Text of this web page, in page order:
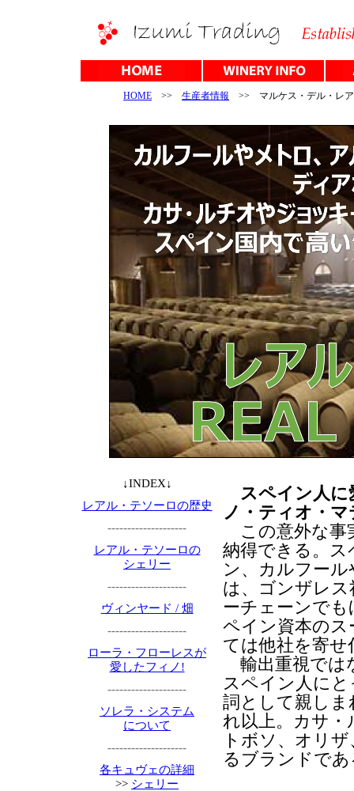
HOME >> 生産者情報 >> マルケス・デル・レア
↓INDEX↓
レアル・テソーロの歴史
--------------------
レアル・テソーロの
シェリー
--------------------
ヴィンヤード / 畑
--------------------
ローラ・フローレスが
愛したフィノ!
--------------------
ソレラ・システム
について
--------------------
各キュヴェの詳細
>> シェリー
スペイン人
ノ・ティオ・マ
この意外な事
納得できる。
ン、カルフー
は、ゴンザレ
ーチェーンで
ペイン資本のス
ては他社を寄せ
輸出重視では
スペイン人に
詞として親し
れ以上。カサ
トボソ、オリ
るブランドであ